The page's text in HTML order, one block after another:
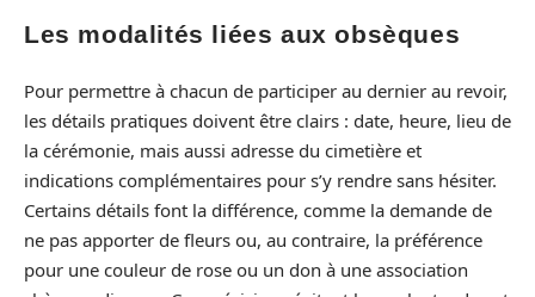
Les modalités liées aux obsèques
Pour permettre à chacun de participer au dernier au revoir,
les détails pratiques doivent être clairs : date, heure, lieu de
la cérémonie, mais aussi adresse du cimetière et
indications complémentaires pour s’y rendre sans hésiter.
Certains détails font la différence, comme la demande de
ne pas apporter de fleurs ou, au contraire, la préférence
pour une couleur de rose ou un don à une association